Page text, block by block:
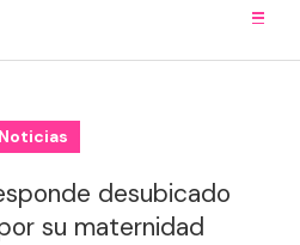
Noticias
desubicado
su maternidad